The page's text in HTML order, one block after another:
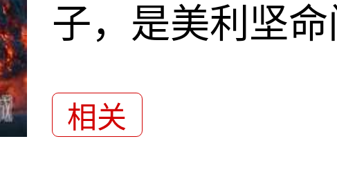
子，是美利坚
相关